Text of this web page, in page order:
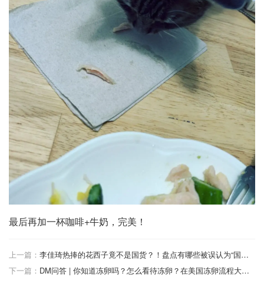
最后再加一杯咖啡+牛奶，完美！
上一篇：
李佳琦热捧的花西子竟不是国货？！盘点有哪些被误认为“国货”的品牌! 大宝、哈啤..
下一篇：
DM问答 | 你知道冻卵吗？怎么看待冻卵？在美国冻卵流程大概是什么？